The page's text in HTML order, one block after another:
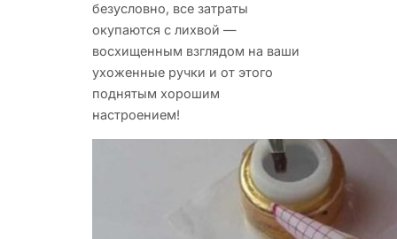
безусловно, все затраты
окупаются с лихвой —
восхищенным взглядом на ваши
ухоженные ручки и от этого
поднятым хорошим
настроением!